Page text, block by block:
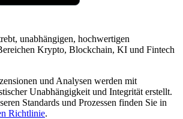
unabhängigen, hochwertigen
Krypto, Blockchain, KI und Fintech
und Analysen werden mit
Unabhängigkeit und Integrität erstellt.
Standards und Prozessen finden Sie in
Richtlinie.